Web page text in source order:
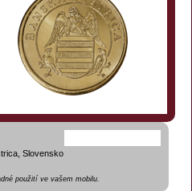
Slovensko
použití ve vašem mobilu.